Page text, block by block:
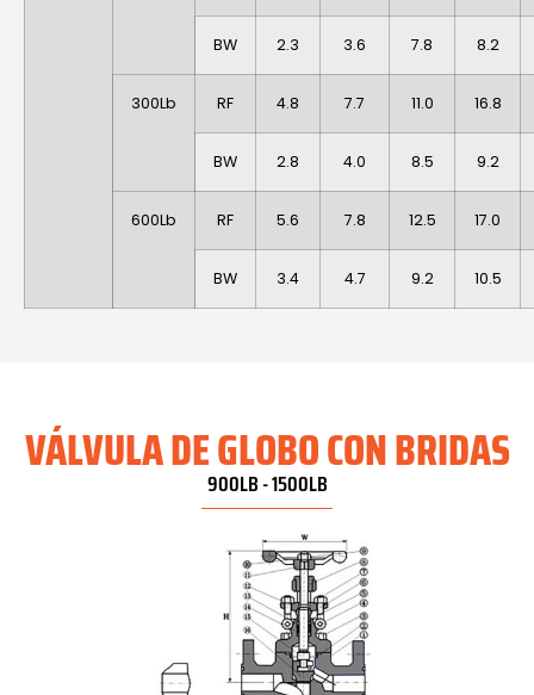
BW 2.3 3.6 7.8 8.2
300Lb RF 4.8 7.7 11.0 16.8
BW 2.8 4.0 8.5 9.2
600Lb RF 5.6 7.8 12.5 17.0
BW 3.4 4.7 9.2 10.5
VÁLVULA DE GLOBO CON BRIDAS
900LB - 1500LB